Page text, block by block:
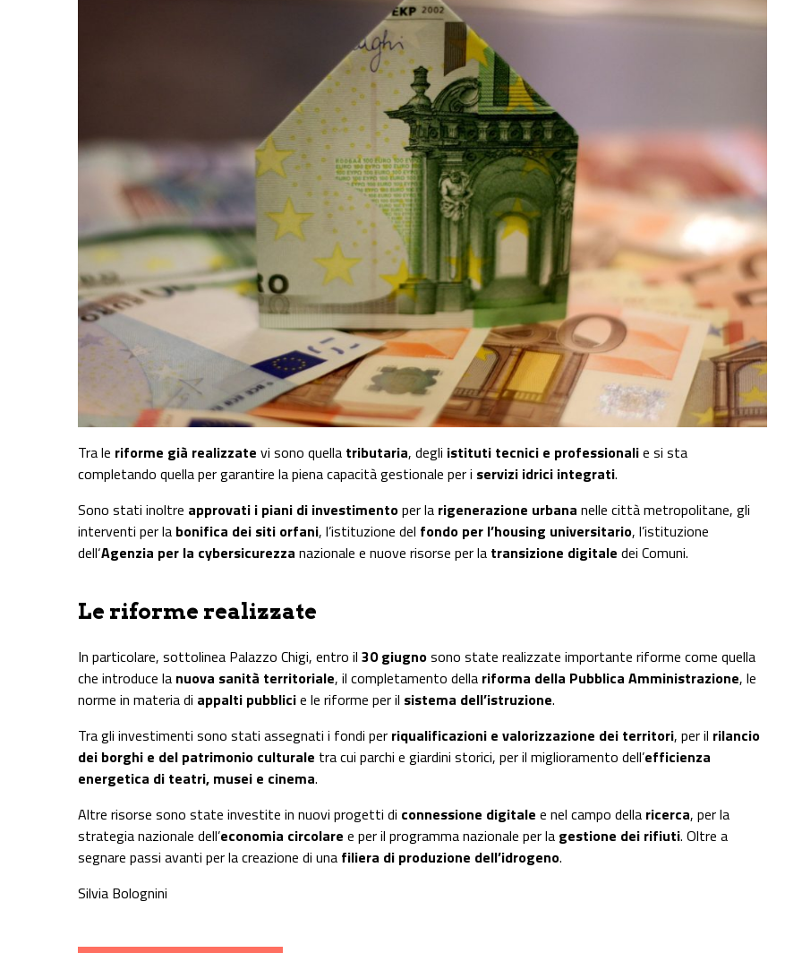
Tra le riforme già realizzate vi sono quella tributaria, degli istituti tecnici e professionalie si sta
completando quella per garantire la piena capacità gestionale per i servizi idrici integrati.
Sono stati inoltre approvati i piani di investimentoper la rigenerazione urbana nelle città metropolitane, gli
interventi per la bonifica dei siti orfani, l’istituzione del fondo per l’housing universitario, l’istituzione
dell‘Agenzia per la cybersicurezza nazionale e nuove risorse per la transizione digitale dei Comuni.
Le riforme realizzate
In particolare, sottolinea Palazzo Chigi, entro il 30 giugnosono state realizzate importante riforme come quella
che introduce la nuova sanità territoriale, il completamento della riforma della Pubblica Amministrazione, le
norme in materia di appalti pubblicie le riforme per il sistema dell’istruzione.
Tra gli investimenti sono stati assegnati i fondi per riqualificazioni e valorizzazione dei territori, per il rilancio
dei borghi e del patrimonio culturale tra cui parchi e giardini storici, per il miglioramento dell’efficienza
energetica di teatri, musei e cinema.
Altre risorse sono state investite in nuovi progetti di connessione digitale e nel campo della ricerca, per la
strategia nazionale dell’economia circolare e per il programma nazionale per la gestione dei rifiuti. Oltre a
segnare passi avanti per la creazione di una filiera di produzione dell’idrogeno.
Silvia Bolognini